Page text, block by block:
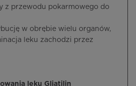
z przewodu pokarmowego do
w obrębie wielu organów,
leku zachodzi przez
leku Gliatilin